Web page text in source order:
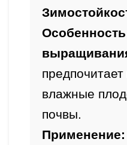
Особенность
влажные
почвы.
Применение: